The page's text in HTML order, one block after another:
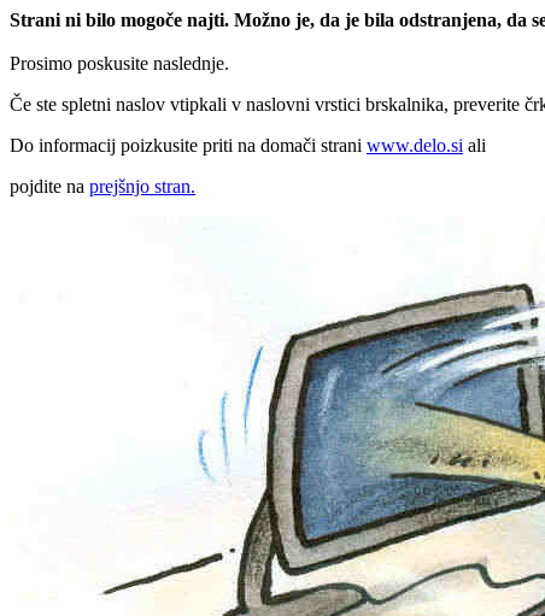
Strani ni bilo mogoče najti. Možno je, da je bila odstranjena, da
Prosimo poskusite naslednje.
Če ste spletni naslov vtipkali v naslovni vrstici brskalnika, preverite
Do informacij poizkusite priti na domači strani www.delo.si ali
pojdite na prejšnjo stran.